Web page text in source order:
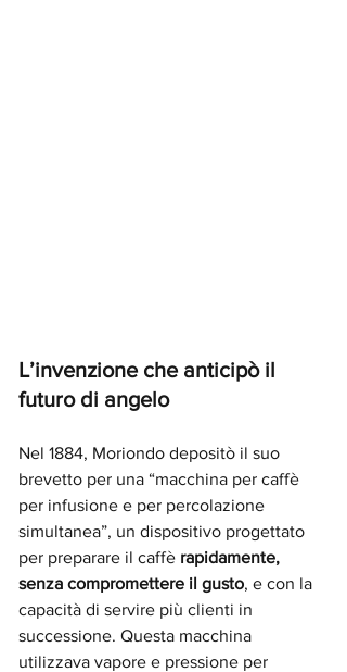
L’invenzione che anticipò il
futuro di angelo
Nel 1884, Moriondo depositò il suo
brevetto per una “macchina per caffè
per infusione e per percolazione
simultanea”, un dispositivo progettato
per preparare il caffè rapidamente,
senza compromettere il gusto, e con la
capacità di servire più clienti in
successione. Questa macchina
utilizzava vapore e pressione per